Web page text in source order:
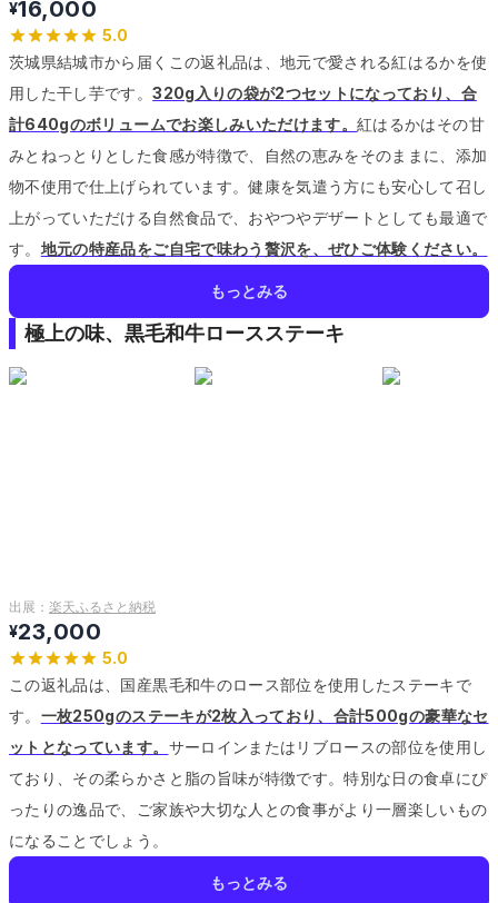
¥16,000
5.0
茨城県結城市から届くこの返礼品は、地元で愛される紅はるかを使
用した干し芋です。320g入りの袋が2つセットになっており、合
計640gのボリュームでお楽しみいただけます。紅はるかはその甘
みとねっとりとした食感が特徴で、自然の恵みをそのままに、添加
物不使用で仕上げられています。健康を気遣う方にも安心して召し
上がっていただける自然食品で、おやつやデザートとしても最適で
す。 地元の特産品をご自宅で味わう贅沢を、ぜひご体験ください。
もっとみる
極上の味、黒毛和牛ロースステーキ
出展： 楽天ふるさと納税
¥23,000
5.0
この返礼品は、国産黒毛和牛のロース部位を使用したステーキで
す。 一枚250gのステーキが2枚入っており、合計500gの豪華なセ
ットとなっています。 サーロインまたはリブロースの部位を使用し
ており、その柔らかさと脂の旨味が特徴です。特別な日の食卓にぴ
ったりの逸品で、ご家族や大切な人との食事がより一層楽しいもの
になることでしょう。
もっとみる